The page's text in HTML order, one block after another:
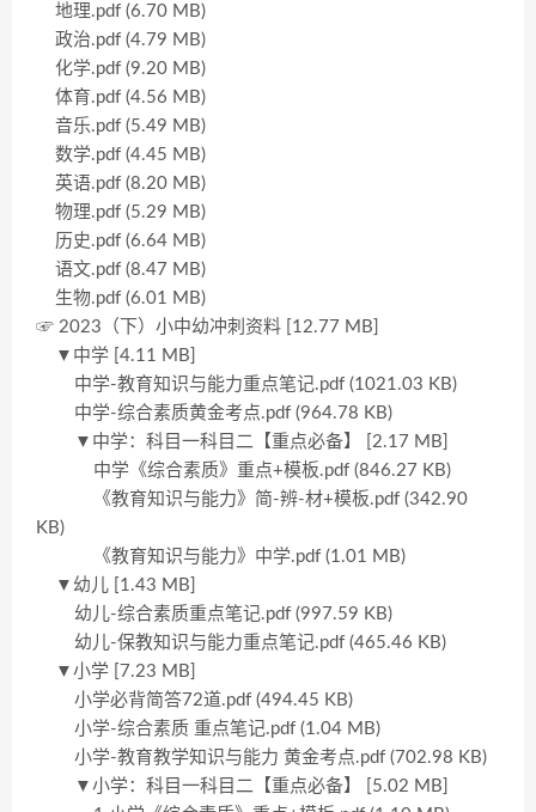
地理.pdf (6.70 MB)
政治.pdf (4.79 MB)
化学.pdf (9.20 MB)
体育.pdf (4.56 MB)
音乐.pdf (5.49 MB)
数学.pdf (4.45 MB)
英语.pdf (8.20 MB)
物理.pdf (5.29 MB)
历史.pdf (6.64 MB)
语文.pdf (8.47 MB)
生物.pdf (6.01 MB)
☞ 2023（下）小中幼冲刺资料 [12.77 MB]
▼中学 [4.11 MB]
中学-教育知识与能力重点笔记.pdf (1021.03 KB)
中学-综合素质黄金考点.pdf (964.78 KB)
▼中学：科目一科目二【重点必备】 [2.17 MB]
中学《综合素质》重点+模板.pdf (846.27 KB)
《教育知识与能力》简-辨-材+模板.pdf (342.90
KB)
《教育知识与能力》中学.pdf (1.01 MB)
▼幼儿 [1.43 MB]
幼儿-综合素质重点笔记.pdf (997.59 KB)
幼儿-保教知识与能力重点笔记.pdf (465.46 KB)
▼小学 [7.23 MB]
小学必背简答72道.pdf (494.45 KB)
小学-综合素质 重点笔记.pdf (1.04 MB)
小学-教育教学知识与能力 黄金考点.pdf (702.98 KB)
▼小学：科目一科目二【重点必备】 [5.02 MB]